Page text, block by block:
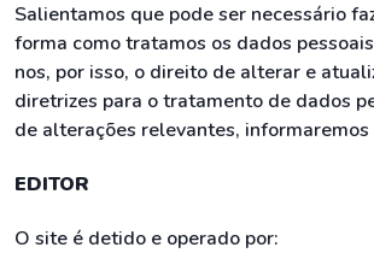
Salientamos que pode ser necessário
forma como tratamos os dados
nos, por isso, o direito de alterar e
diretrizes para o tratamento de dados
de alterações relevantes,
EDITOR
O site é detido e operado por: